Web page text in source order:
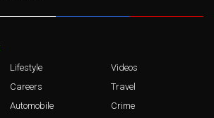
Lifestyle
Careers
Automobile
Videos
Travel
Crime